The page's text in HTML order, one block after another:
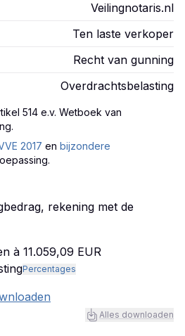
Veilingnotaris.nl
Ten laste verkoper
Recht van gunning
Overdrachtsbelasting
514 e.v. Wetboek van
.
2017 en bijzondere
rekening met de
à 11.059,09 EUR
Percentages
Alles downloaden